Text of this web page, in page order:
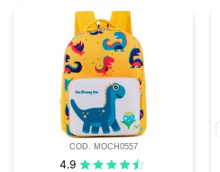
COD. MOCH0557
4.9